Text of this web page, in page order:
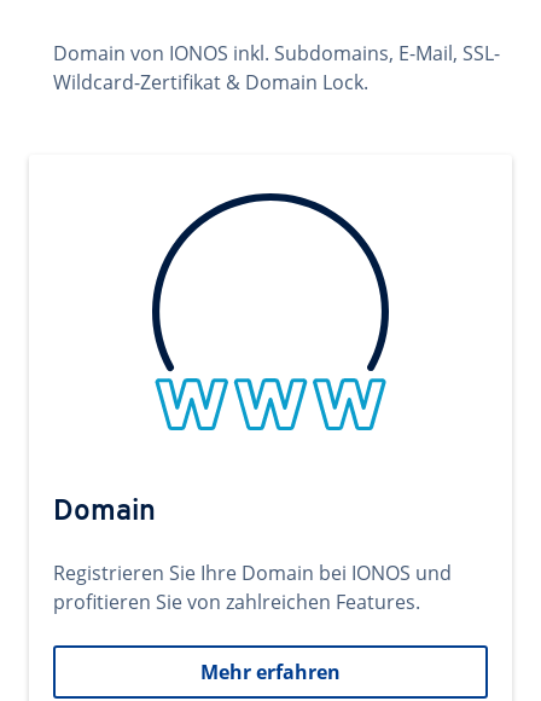
Domain von IONOS inkl. Subdomains, E-Mail, SSL-
Wildcard-Zertifikat & Domain Lock.
Domain
Registrieren Sie Ihre Domain bei IONOS und
profitieren Sie von zahlreichen Features.
Mehr erfahren